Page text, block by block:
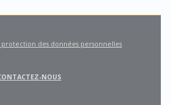
des données personnelles
NOUS